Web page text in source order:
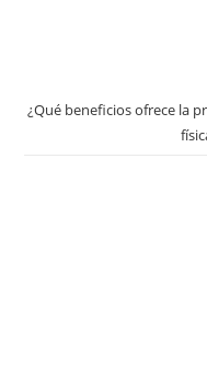
¿Qué beneficios ofrece la